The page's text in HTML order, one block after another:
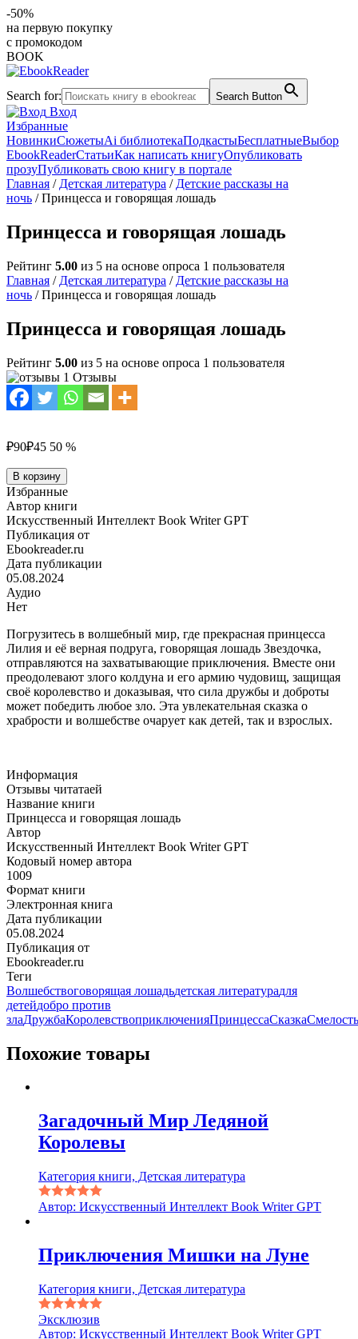
-50%
на первую покупку
с промокодом
BOOK
Search for: Search Button
Вход
Избранные
НовинкиСюжетыAi библиотекаПодкастыБесплатныеВыбор
EbookReaderСтатьиКак написать книгуОпубликовать
прозуПубликовать свою книгу в портале
Главная / Детская литература / Детские рассказы на
ночь / Принцесса и говорящая лошадь
Принцесса и говорящая лошадь
Рейтинг 5.00 из 5 на основе опроса 1 пользователя
Главная / Детская литература / Детские рассказы на
ночь / Принцесса и говорящая лошадь
Принцесса и говорящая лошадь
Рейтинг 5.00 из 5 на основе опроса 1 пользователя
1 Отзывы
₽90₽45 50 %
Количество
товара
Принцесса
и
говорящая
лошадь
В корзину
Избранные
Автор книги
Искусственный Интеллект Book Writer GPT
Публикация от
Ebookreader.ru
Дата публикации
05.08.2024
Аудио
Нет
Погрузитесь в волшебный мир, где прекрасная принцесса
Лилия и её верная подруга, говорящая лошадь Звездочка,
отправляются на захватывающие приключения. Вместе они
преодолевают злого колдуна и его армию чудовищ, защищая
своё королевство и доказывая, что сила дружбы и доброты
может победить любое зло. Эта увлекательная сказка о
храбрости и волшебстве очарует как детей, так и взрослых.
Информация
Отзывы читатаей
Название книги
Принцесса и говорящая лошадь
Автор
Искусственный Интеллект Book Writer GPT
Кодовый номер автора
1009
Формат книги
Электронная книга
Дата публикации
05.08.2024
Публикация от
Ebookreader.ru
Теги
Волшебствоговорящая лошадьдетская литературадля
детейдобро против
злаДружбаКоролевствоприключенияПринцессаСказкаСмелость
Похожие товары
Загадочный Мир Ледяной
Королевы
Категория книги, Детская литература
Автор: Искусственный Интеллект Book Writer GPT
Приключения Мишки на Луне
Категория книги, Детская литература
Эксклюзив
Автор: Искусственный Интеллект Book Writer GPT